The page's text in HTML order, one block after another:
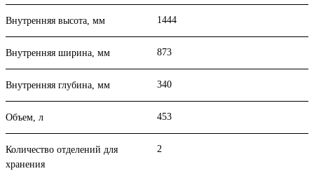
Внутренняя высота, мм 1444
Внутренняя ширина, мм 873
Внутренняя глубина, мм 340
Объем, л 453
Количество отделений для
хранения
2